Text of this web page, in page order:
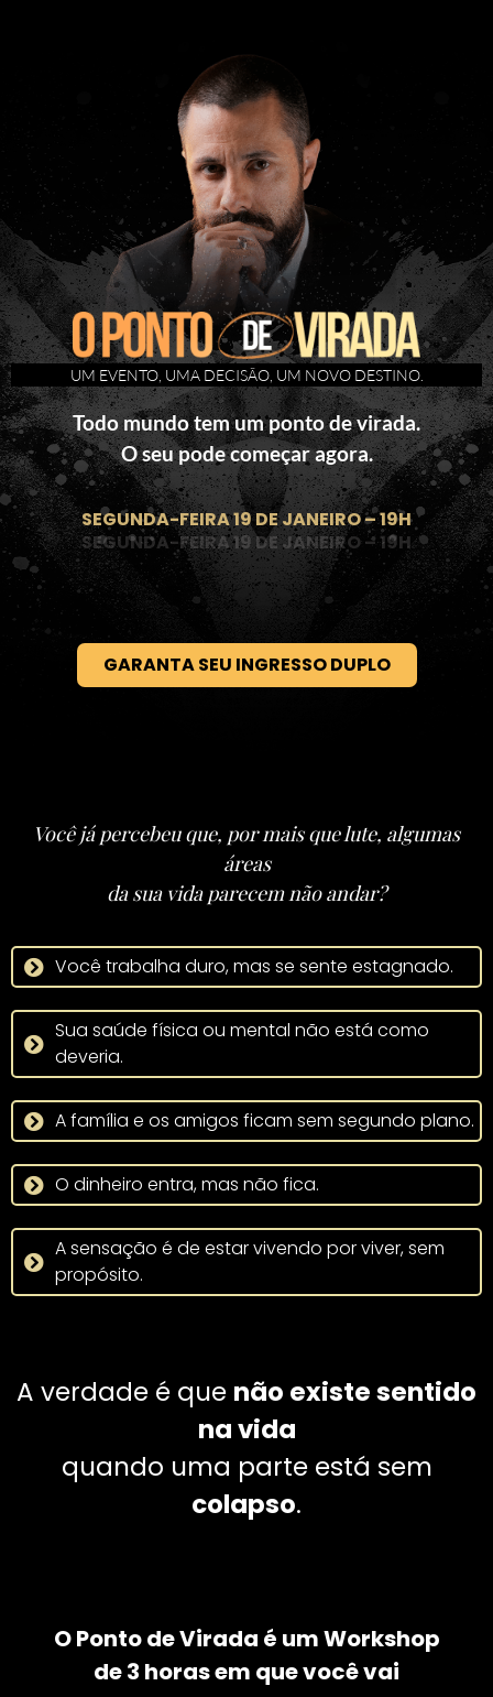
UM EVENTO, UMA DECISÃO, UM NOVO DESTINO.
Todo mundo tem um ponto de virada.
O seu pode começar agora.
SEGUNDA-FEIRA 19 DE JANEIRO – 19H
GARANTA SEU INGRESSO DUPLO
Você já percebeu que, por mais que lute, algumas
áreas
da sua vida parecem não andar?
Você trabalha duro, mas se sente estagnado.
Sua saúde física ou mental não está como
deveria.
A família e os amigos ficam sem segundo plano.
O dinheiro entra, mas não fica.
A sensação é de estar vivendo por viver, sem
propósito.
A verdade é que não existe sentido
na vida
quando uma parte está sem
colapso.
O Ponto de Virada é um Workshop
de 3 horas em que você vai